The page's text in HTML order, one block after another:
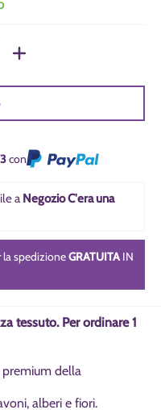
con
a Negozio C'era una
la spedizioneGRATUITA IN
tessuto. Per ordinare 1
premium della
alberi e fiori.